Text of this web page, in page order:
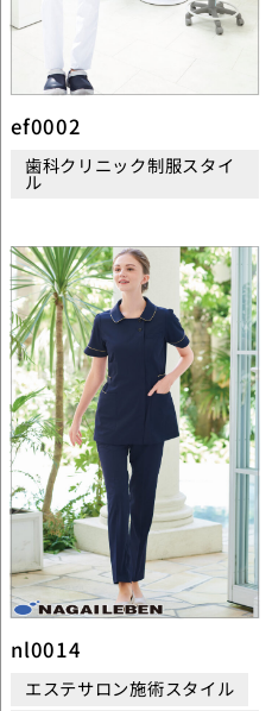
ef0002
歯科クリニック制服スタイ
ル
nl0014
エステサロン施術スタイル